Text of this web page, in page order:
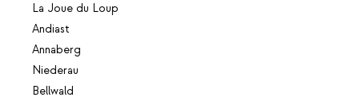
La Joue du Loup
Andiast
Annaberg
Niederau
Bellwald